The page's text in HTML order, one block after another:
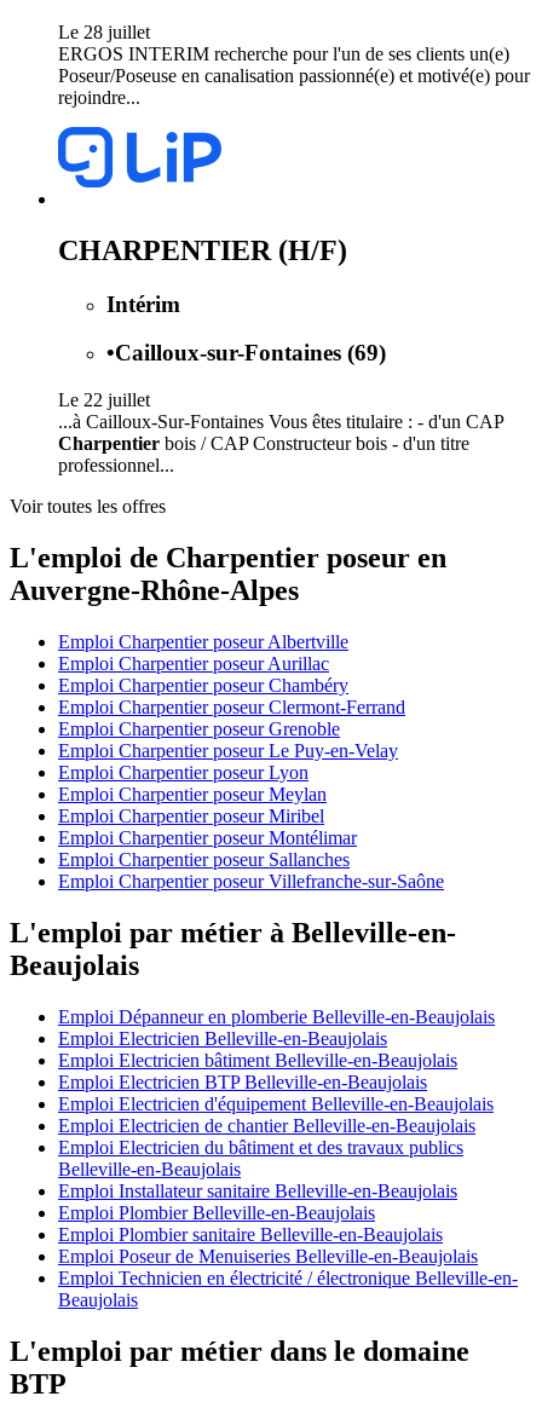
Le 28 juillet
ERGOS INTERIM recherche pour l'un de ses clients un(e)
Poseur/Poseuse en canalisation passionné(e) et motivé(e) pour
rejoindre...
CHARPENTIER (H/F)
Intérim
•Cailloux-sur-Fontaines (69)
Le 22 juillet
...à Cailloux-Sur-Fontaines Vous êtes titulaire : - d'un CAP
Charpentier bois / CAP Constructeur bois - d'un titre
professionnel...
Voir toutes les offres
L'emploi de Charpentier poseur en
Auvergne-Rhône-Alpes
Emploi Charpentier poseur Albertville
Emploi Charpentier poseur Aurillac
Emploi Charpentier poseur Chambéry
Emploi Charpentier poseur Clermont-Ferrand
Emploi Charpentier poseur Grenoble
Emploi Charpentier poseur Le Puy-en-Velay
Emploi Charpentier poseur Lyon
Emploi Charpentier poseur Meylan
Emploi Charpentier poseur Miribel
Emploi Charpentier poseur Montélimar
Emploi Charpentier poseur Sallanches
Emploi Charpentier poseur Villefranche-sur-Saône
L'emploi par métier à Belleville-en-
Beaujolais
Emploi Dépanneur en plomberie Belleville-en-Beaujolais
Emploi Electricien Belleville-en-Beaujolais
Emploi Electricien bâtiment Belleville-en-Beaujolais
Emploi Electricien BTP Belleville-en-Beaujolais
Emploi Electricien d'équipement Belleville-en-Beaujolais
Emploi Electricien de chantier Belleville-en-Beaujolais
Emploi Electricien du bâtiment et des travaux publics
Belleville-en-Beaujolais
Emploi Installateur sanitaire Belleville-en-Beaujolais
Emploi Plombier Belleville-en-Beaujolais
Emploi Plombier sanitaire Belleville-en-Beaujolais
Emploi Poseur de Menuiseries Belleville-en-Beaujolais
Emploi Technicien en électricité / électronique Belleville-en-
Beaujolais
L'emploi par métier dans le domaine
BTP